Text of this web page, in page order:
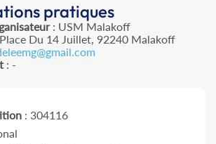
pratiques
: USM Malakoff
Du 14 Juillet, 92240 Malakoff
: -
: 304116